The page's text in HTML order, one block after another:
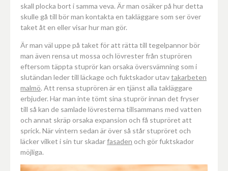
skall plocka bort i samma veva. Är man osäker på hur detta
skulle gå till bör man kontakta en takläggare som ser över
taket åt en eller visar hur man gör.
Är man väl uppe på taket för att rätta till tegelpannor bör
man även rensa ut mossa och lövrester från stuprören
eftersom täppta stuprör kan orsaka översvämning som i
slutändan leder till läckage och fuktskador utavtakarbeten
malmö. Att rensa stuprören är en tjänst alla takläggare
erbjuder. Har man inte tömt sina stuprör innan det fryser
till så kan de samlade lövresterna tillsammans med vatten
och annat skräp orsaka expansion och få stupröret att
sprick. När vintern sedan är över så står stupröret och
läcker vilket i sin tur skadarfasaden och gör fuktskador
möjliga.